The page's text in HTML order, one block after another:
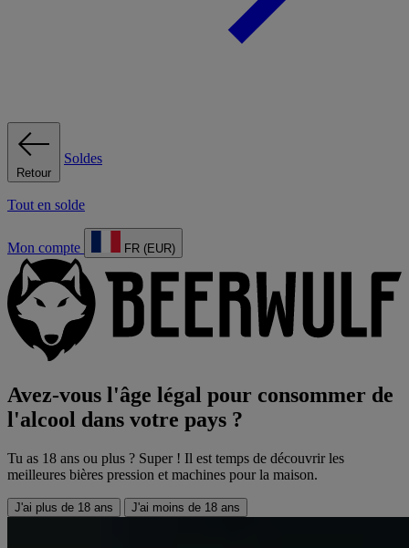
Retour
Soldes
Tout en solde
Mon compte FR (EUR)
Avez-vous l'âge légal pour consommer de
l'alcool dans votre pays ?
Tu as 18 ans ou plus ? Super ! Il est temps de découvrir les
meilleures bières pression et machines pour la maison.
J'ai plus de 18 ans J'ai moins de 18 ans